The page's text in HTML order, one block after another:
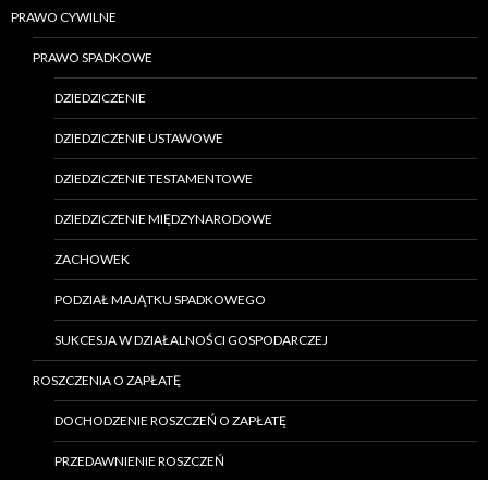
PRAWO CYWILNE
PRAWO SPADKOWE
DZIEDZICZENIE
DZIEDZICZENIE USTAWOWE
DZIEDZICZENIE TESTAMENTOWE
DZIEDZICZENIE MIĘDZYNARODOWE
ZACHOWEK
PODZIAŁ MAJĄTKU SPADKOWEGO
SUKCESJA W DZIAŁALNOŚCI GOSPODARCZEJ
ROSZCZENIA O ZAPŁATĘ
DOCHODZENIE ROSZCZEŃ O ZAPŁATĘ
PRZEDAWNIENIE ROSZCZEŃ